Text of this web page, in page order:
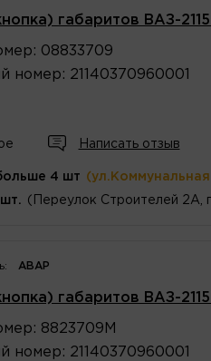
габаритов ВАЗ-
: 08833709
номер : 21140370960001
Написать отзыв
4 шт
шт. (Переулок Строителей 2А,
АВАР
габаритов ВАЗ-
: 8823709М
номер : 21140370960001